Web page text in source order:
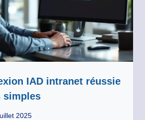
IAD intranet réussie
simples
2025